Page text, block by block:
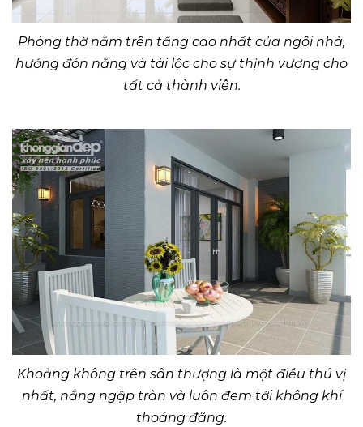
Phòng thờ nằm trên tầng cao nhất của ngôi nhà,
hướng đón nắng và tài lộc cho sự thịnh vượng cho
tất cả thành viên.
Khoảng không trên sân thượng là một điều thú vị
nhất, nắng ngập tràn và luôn đem tới không khí
thoáng đãng.